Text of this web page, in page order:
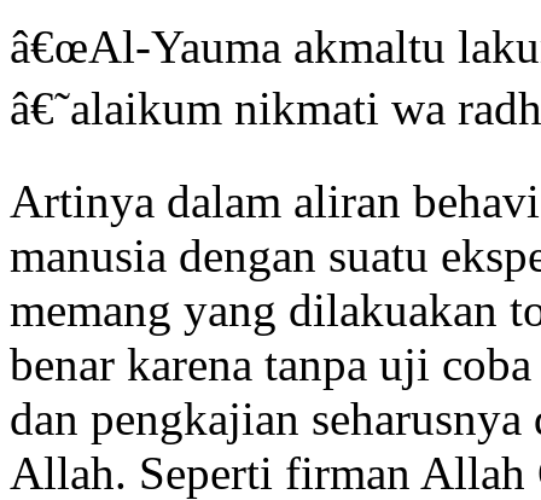
â€œAl-Yauma akmaltu
â€˜alaikum nikmati wa
Artinya dalam aliran
manusia dengan suatu
memang yang dilakuakan
benar karena tanpa uji
dan pengkajian
Allah. Seperti firman Allah